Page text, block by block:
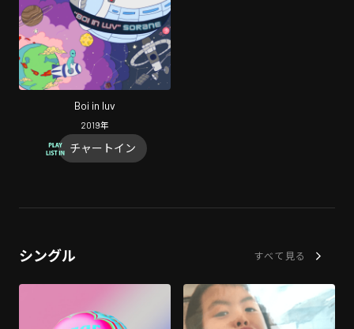
Boi in luv
2019年
チャートイン
シングル すべて見る